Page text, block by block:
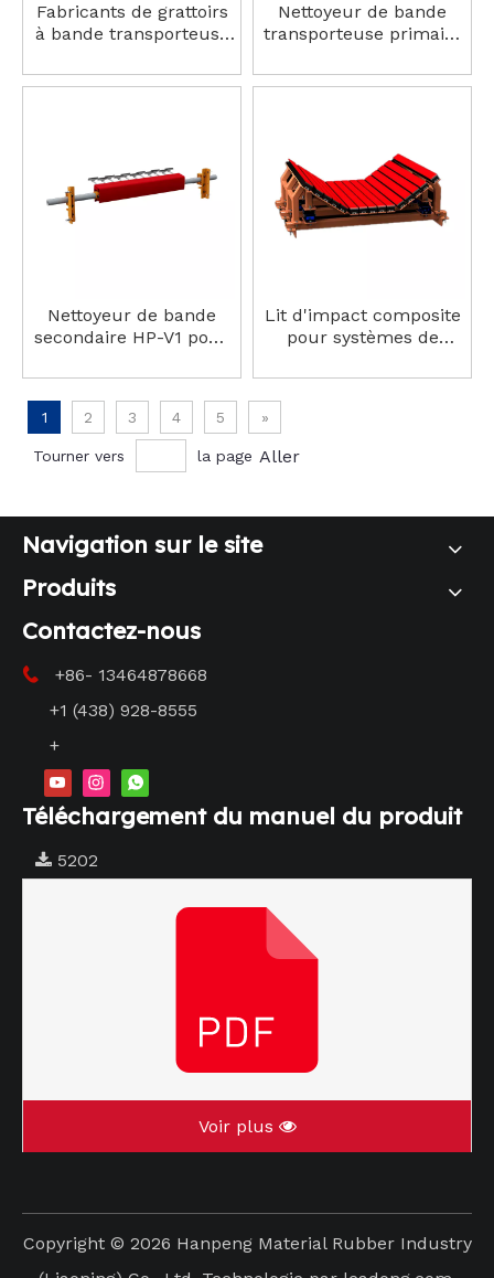
Fabricants de grattoirs
à bande transporteuse
nettoyeur en carbure
Nettoyeur de bande
transporteuse primaire
durable, facile à
Nettoyeur de bande
secondaire HP-V1 pour
difficiles
Lit d'impact composite
pour systèmes de
et efficace
1 2 3 4 5 »
Tourner vers la page Aller
Navigation sur le site
Produits
Contactez-nous

+86- 13464878668
+1 (438) 928-8555
+
Téléchargement du manuel du produit
5202
Voir plus
Copyright © 2026 Hanpeng Material Rubber Industry